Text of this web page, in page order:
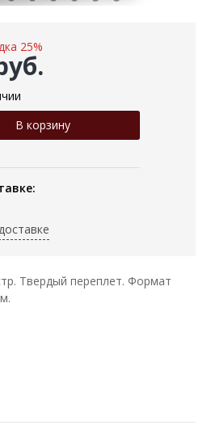
25%
Твердый переплет. Формат